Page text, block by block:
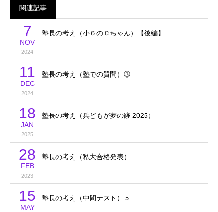
関連記事
7
NOV
2024
塾長の考え（小６のＣちゃん）【後編】
11
DEC
2024
塾長の考え（塾での質問）③
18
JAN
2025
塾長の考え（兵どもが夢の跡 2025）
28
FEB
2023
塾長の考え（私大合格発表）
15
MAY
塾長の考え（中間テスト）５